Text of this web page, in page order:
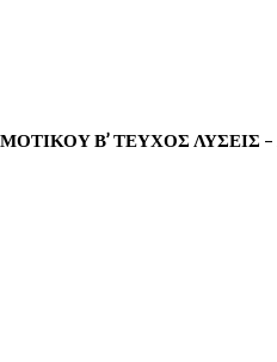
Β’ ΤΕΥΧΟΣ ΛΥΣΕΙΣ –